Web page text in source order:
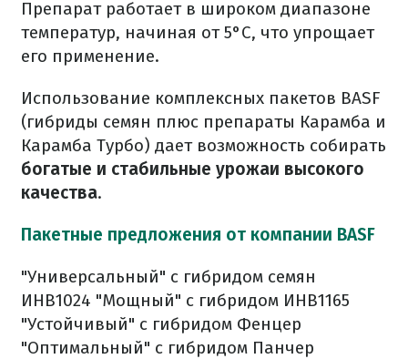
Препарат работает в широком диапазоне
температур, начиная от 5°С, что упрощает
его применение.
Использование комплексных пакетов BASF
(гибриды семян плюс препараты Карамба и
Карамба Турбо) дает возможность собирать
богатые и стабильные урожаи высокого
качества.
Пакетные предложения от компании BASF
"Универсальный" с гибридом семян
ИНВ1024 "Мощный" с гибридом ИНВ1165
"Устойчивый" с гибридом Фенцер
"Оптимальный" с гибридом Панчер